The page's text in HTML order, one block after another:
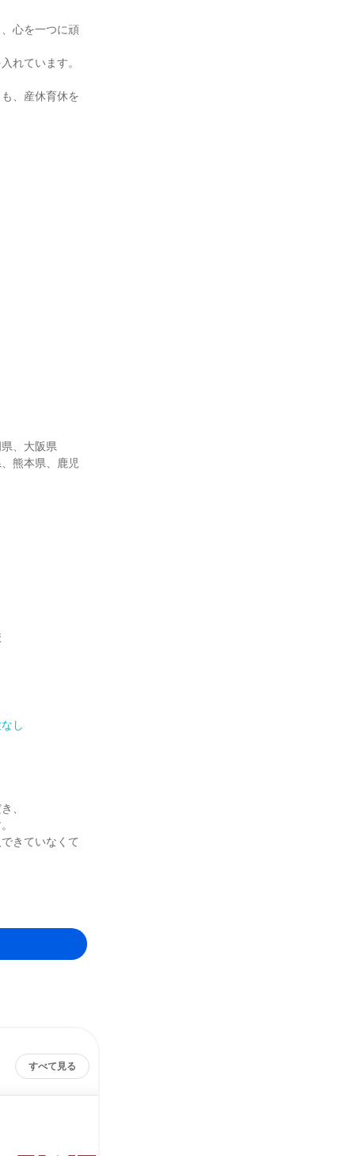
心を一つに頑
れています。
、産休育休を
、大阪県
熊本県、鹿児
し
、
きていなくて
すべて見る